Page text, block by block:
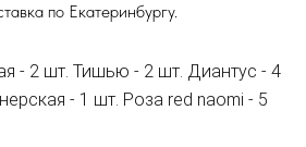
по Екатеринбургу.
- 2 шт. Тишью - 2 шт. Диантус - 4
- 1 шт. Роза red naomi - 5